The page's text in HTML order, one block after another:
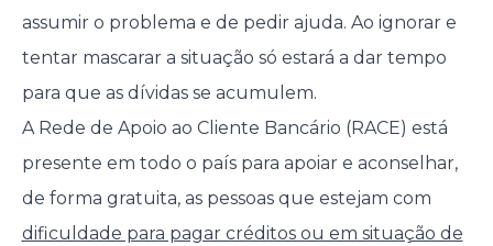
assumir o problema e de pedir ajuda. Ao ignorar e
tentar mascarar a situação só estará a dar tempo
para que as dívidas se acumulem.
A Rede de Apoio ao Cliente Bancário (RACE) está
presente em todo o país para apoiar e aconselhar,
de forma gratuita, as pessoas que estejam com
dificuldade para pagar créditos ou em situação de